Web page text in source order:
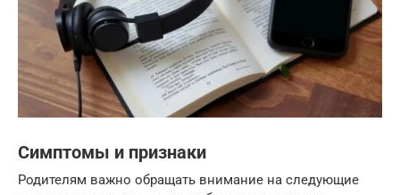
Симптомы и признаки
Родителям важно обращать внимание на следующие